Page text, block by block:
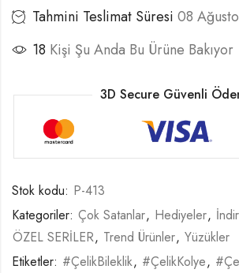
Tahmini Teslimat Süresi 08
18 Kişi Şu Anda Bu Ürüne Bakıyor
3D Secure Güvenli
Stok kodu: P-413
Kategoriler: Çok Satanlar, Hediyeler,
ÖZEL SERİLER, Trend Ürünler, Yüzükler
Etiketler: #ÇelikBileklik, #ÇelikKolye,